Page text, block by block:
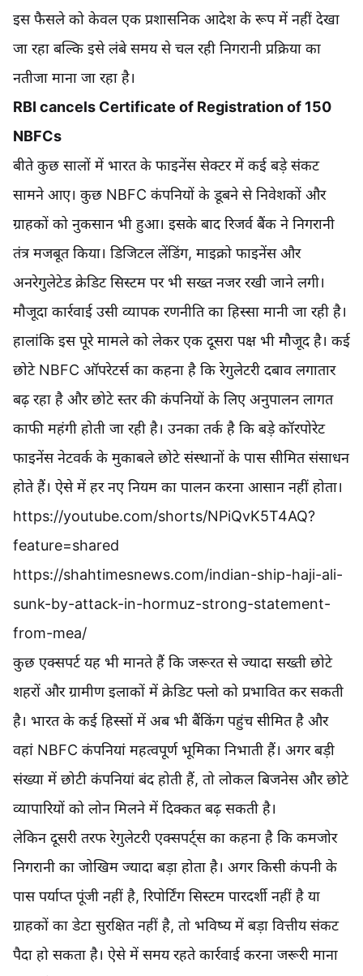
इस फैसले को केवल एक प्रशासनिक आदेश के रूप में नहीं देखा
जा रहा बल्कि इसे लंबे समय से चल रही निगरानी प्रक्रिया का
नतीजा माना जा रहा है।
RBI cancels Certificate of Registration of 150
NBFCs
बीते कुछ सालों में भारत के फाइनेंस सेक्टर में कई बड़े संकट
सामने आए। कुछ NBFC कंपनियों के डूबने से निवेशकों और
ग्राहकों को नुकसान भी हुआ। इसके बाद रिजर्व बैंक ने निगरानी
तंत्र मजबूत किया। डिजिटल लेंडिंग, माइक्रो फाइनेंस और
अनरेगुलेटेड क्रेडिट सिस्टम पर भी सख्त नजर रखी जाने लगी।
मौजूदा कार्रवाई उसी व्यापक रणनीति का हिस्सा मानी जा रही है।
हालांकि इस पूरे मामले को लेकर एक दूसरा पक्ष भी मौजूद है। कई
छोटे NBFC ऑपरेटर्स का कहना है कि रेगुलेटरी दबाव लगातार
बढ़ रहा है और छोटे स्तर की कंपनियों के लिए अनुपालन लागत
काफी महंगी होती जा रही है। उनका तर्क है कि बड़े कॉरपोरेट
फाइनेंस नेटवर्क के मुकाबले छोटे संस्थानों के पास सीमित संसाधन
होते हैं। ऐसे में हर नए नियम का पालन करना आसान नहीं होता।
https://youtube.com/shorts/NPiQvK5T4AQ?
feature=shared
https://shahtimesnews.com/indian-ship-haji-ali-
sunk-by-attack-in-hormuz-strong-statement-
from-mea/
कुछ एक्सपर्ट यह भी मानते हैं कि जरूरत से ज्यादा सख्ती छोटे
शहरों और ग्रामीण इलाकों में क्रेडिट फ्लो को प्रभावित कर सकती
है। भारत के कई हिस्सों में अब भी बैंकिंग पहुंच सीमित है और
वहां NBFC कंपनियां महत्वपूर्ण भूमिका निभाती हैं। अगर बड़ी
संख्या में छोटी कंपनियां बंद होती हैं, तो लोकल बिजनेस और छोटे
व्यापारियों को लोन मिलने में दिक्कत बढ़ सकती है।
लेकिन दूसरी तरफ रेगुलेटरी एक्सपर्ट्स का कहना है कि कमजोर
निगरानी का जोखिम ज्यादा बड़ा होता है। अगर किसी कंपनी के
पास पर्याप्त पूंजी नहीं है, रिपोर्टिंग सिस्टम पारदर्शी नहीं है या
ग्राहकों का डेटा सुरक्षित नहीं है, तो भविष्य में बड़ा वित्तीय संकट
पैदा हो सकता है। ऐसे में समय रहते कार्रवाई करना जरूरी माना